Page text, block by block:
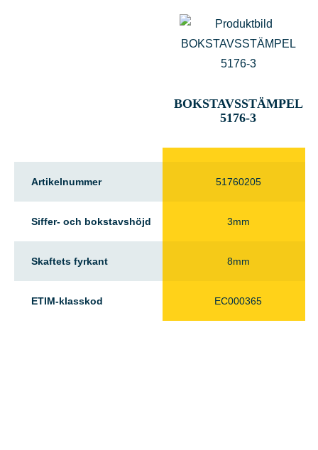
Artikelnummer
Siffer- och bokstavshöjd
Skaftets fyrkant
ETIM-klasskod
BOKSTAVSSTÄMPEL
5176-3
51760205
3mm
8mm
EC000365